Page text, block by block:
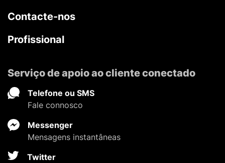
Contacte-nos
Profissional
Serviço de apoio ao cliente conectado
Telefone ou SMS
Fale connosco
Messenger
Mensagens instantâneas
Twitter